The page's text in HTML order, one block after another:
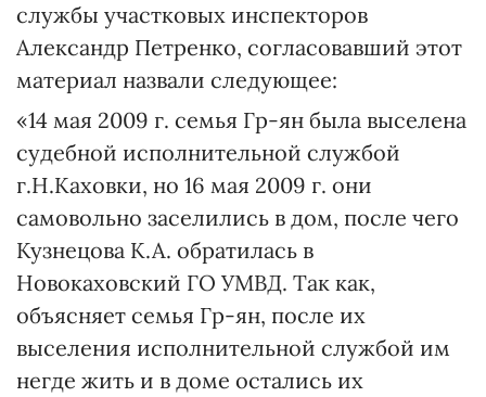
службы участковых инспекторов
Александр Петренко, согласовавший этот
материал назвали следующее:
«14 мая 2009 г. семья Гр-ян была выселена
судебной исполнительной службой
г.Н.Каховки, но 16 мая 2009 г. они
самовольно заселились в дом, после чего
Кузнецова К.А. обратилась в
Новокаховский ГО УМВД. Так как,
объясняет семья Гр-ян, после их
выселения исполнительной службой им
негде жить и в доме остались их